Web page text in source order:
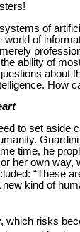
of
world of
ability of
about
How
to set aside
time, he
her own way,
“These
kind of
which risks